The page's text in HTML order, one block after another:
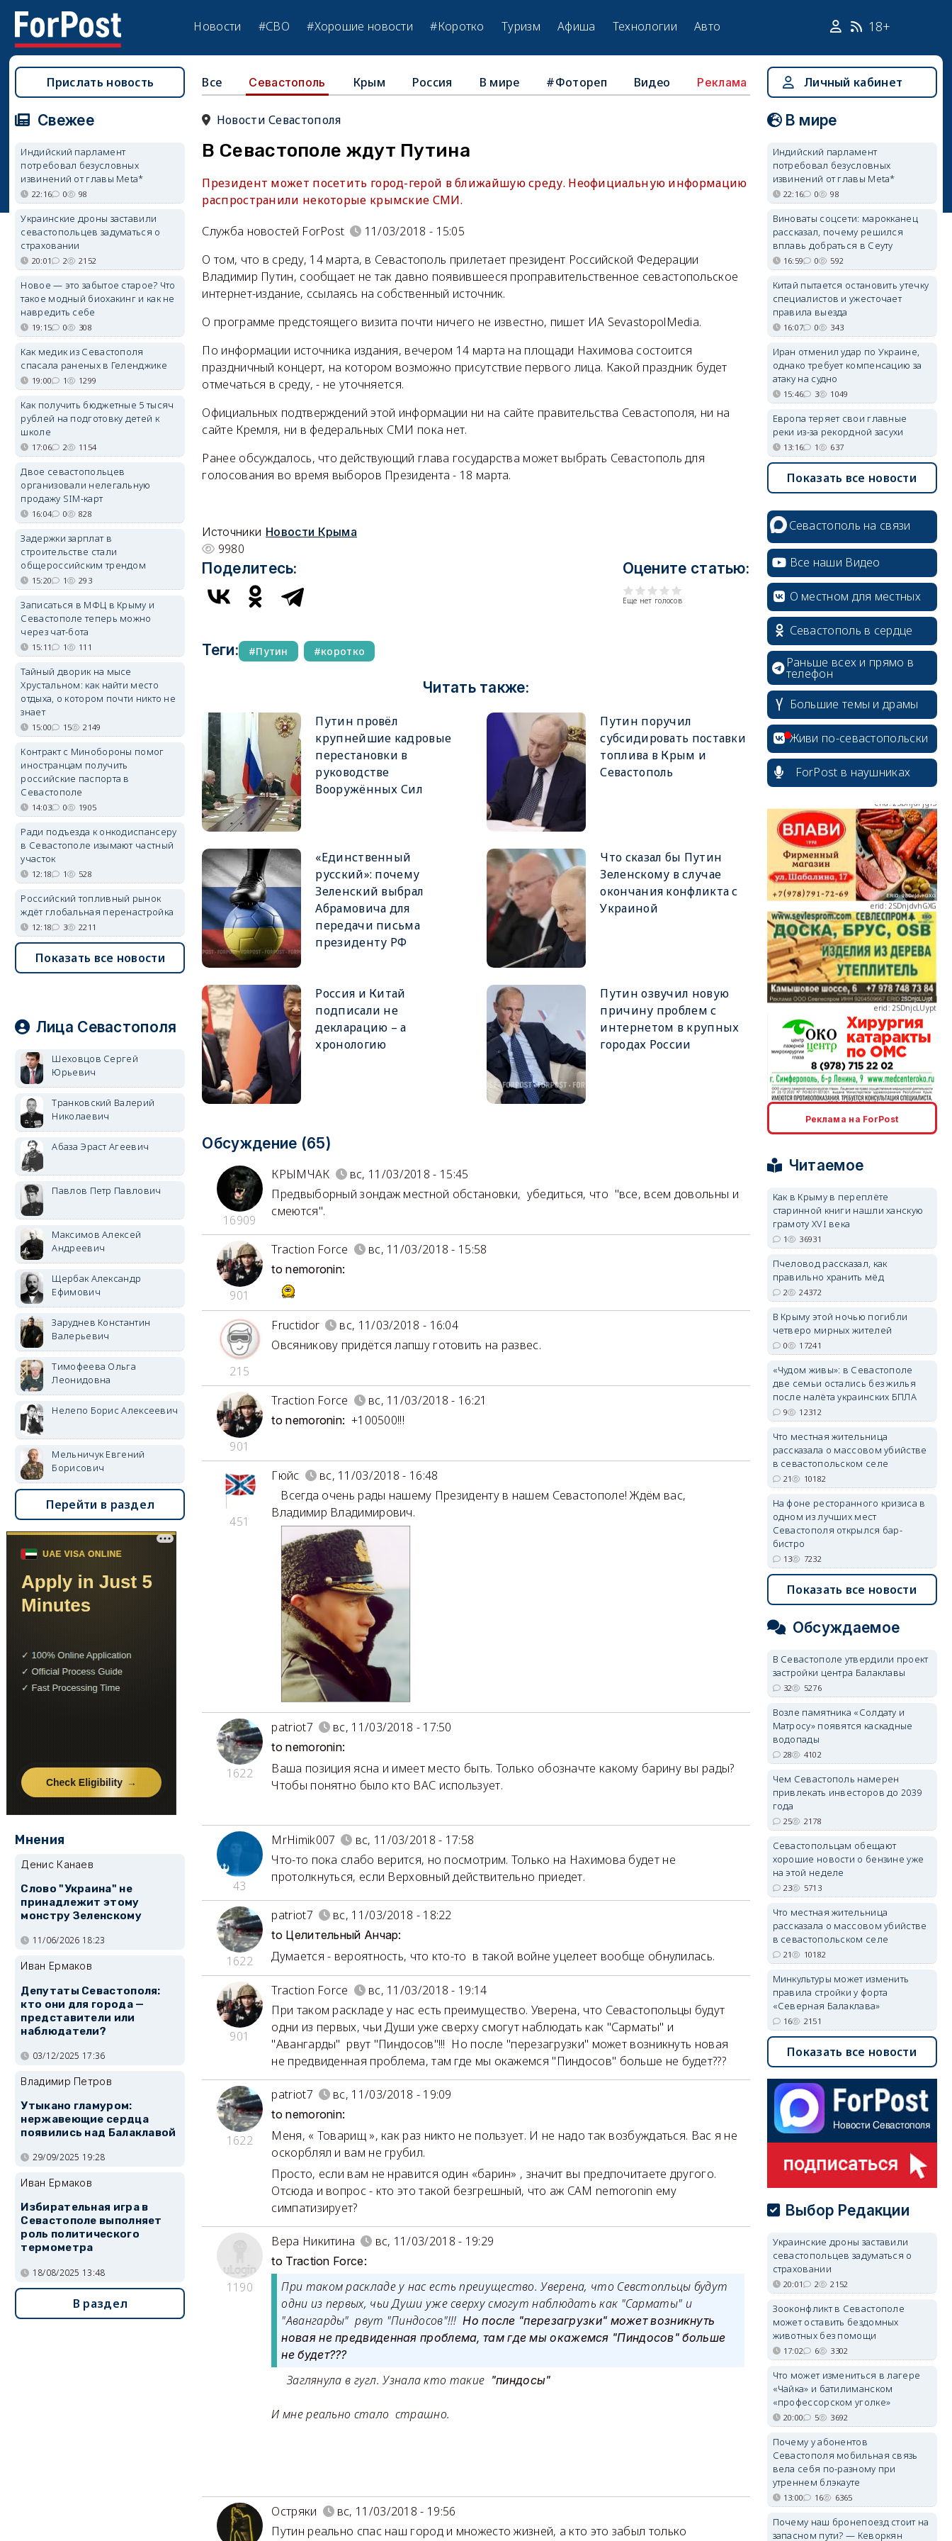
Новости #СВО #Хорошие новости #Коротко Туризм Афиша Технологии Авто 18+
Все Севастополь Крым Россия В мире #Фотореп Видео Реклама
Новости Севастополя
В Севастополе ждут Путина
Президент может посетить город-герой в ближайшую среду. Неофициальную информацию
распространили некоторые крымские СМИ.
Служба новостей ForPost
11/03/2018 - 15:05
О том, что в среду, 14 марта, в Севастополь прилетает президент Российской Федерации
Владимир Путин, сообщает не так давно появившееся проправительственное севастопольское
интернет-издание, ссылаясь на собственный источник.
О программе предстоящего визита почти ничего не известно, пишет ИА SevastopolMedia.
По информации источника издания, вечером 14 марта на площади Нахимова состоится
праздничный концерт, на котором возможно присутствие первого лица. Какой праздник будет
отмечаться в среду, - не уточняется.
Официальных подтверждений этой информации ни на сайте правительства Севастополя, ни на
сайте Кремля, ни в федеральных СМИ пока нет.
Ранее обсуждалось, что действующий глава государства может выбрать Севастополь для
голосования во время выборов Президента - 18 марта.
Источники Новости Крыма
9980
Поделитесь: Оцените статью:
Еще нет голосов
Теги: Путин коротко
Читать также:
Путин провёл
крупнейшие кадровые
перестановки в
руководстве
Вооружённых Сил
Путин поручил
субсидировать поставки
топлива в Крым и
Севастополь
«Единственный
русский»: почему
Зеленский выбрал
Абрамовича для
передачи письма
президенту РФ
Что сказал бы Путин
Зеленскому в случае
окончания конфликта с
Украиной
Россия и Китай
подписали не
декларацию – а
хронологию
Путин озвучил новую
причину проблем с
интернетом в крупных
городах России
Обсуждение (65)
16909
КРЫМЧАК
вс, 11/03/2018 - 15:45
Предвыборный зондаж местной обстановки, убедиться, что "все, всем довольны и
смеются".
901
Traction Force вс, 11/03/2018 - 15:58
to nemoronin:
215
Fructidor
вс, 11/03/2018 - 16:04
Овсяникову придётся лапшу готовить на развес.
901
Traction Force вс, 11/03/2018 - 16:21
to nemoronin: +100500!!!
451
Гюйс
вс, 11/03/2018 - 16:48
Всегда очень рады нашему Президенту в нашем Севастополе! Ждём вас,
Владимир Владимирович.
1622
patriot7 вс, 11/03/2018 - 17:50
to nemoronin:
Ваша позиция ясна и имеет место быть. Только обозначте какому барину вы рады?
Чтобы понятно было кто ВАС использует.
43
MrHimik007
вс, 11/03/2018 - 17:58
Что-то пока слабо верится, но посмотрим. Только на Нахимова будет не
протолкнуться, если Верховный действительно приедет.
1622
patriot7 вс, 11/03/2018 - 18:22
to Целительный Анчар:
Думается - вероятность, что кто-то в такой войне уцелеет вообще обнулилась.
901
Traction Force
вс, 11/03/2018 - 19:14
При таком раскладе у нас есть преимущество. Уверена, что Севастопольцы будут
одни из первых, чьи Души уже сверху смогут наблюдать как "Сарматы" и
"Авангарды" рвут "Пиндосов"!!! Но после "перезагрузки" может возникнуть новая
не предвиденная проблема, там где мы окажемся "Пиндосов" больше не будет???
1622
patriot7 вс, 11/03/2018 - 19:09
to nemoronin:
Меня, « Товарищ », как раз никто не пользует. И не надо так возбуждаться. Вас я не
оскорблял и вам не грубил.
Просто, если вам не нравится один «барин» , значит вы предпочитаете другого.
Отсюда и вопрос - кто это такой безгрешный, что аж САМ nemoronin ему
симпатизирует?
1190
Вера Никитина вс, 11/03/2018 - 19:29
to Traction Force:
При таком раскладе у нас есть преиущество. Уверена, что Севстопльцы будут
одни из первых, чьи Души уже сверху смогут наблюдать как "Сарматы" и
"Авангарды" рвут "Пиндосов"!!!Но после "перезагрузки" может возникнуть
новая не предвиденная проблема, там где мы окажемся "Пиндосов" больше
не будет???
Заглянула в гугл. Узнала кто такие "пиндосы"
И мне реально стало страшно.
Остряки
вс, 11/03/2018 - 19:56
Путин реально спас наш город и множесто жизней, а кто это забыл только
Прислать новость
Свежее
Индийский парламент
потребовал безусловных
извинений от главы Meta*
22:16 0 98
Украинские дроны заставили
севастопольцев задуматься о
страховании
20:01 2 2152
Новое — это забытое старое? Что
такое модный биохакинг и как не
навредить себе
19:15 0 308
Как медик из Севастополя
спасала раненых в Геленджике
19:00 1 1299
Как получить бюджетные 5 тысяч
рублей на подготовку детей к
школе
17:06 2 1154
Двое севастопольцев
организовали нелегальную
продажу SIM-карт
16:04 0 828
Задержки зарплат в
строительстве стали
общероссийским трендом
15:20 1 293
Записаться в МФЦ в Крыму и
Севастополе теперь можно
через чат-бота
15:11 1 111
Тайный дворик на мысе
Хрустальном: как найти место
отдыха, о котором почти никто не
знает
15:00 15 2149
Контракт с Минобороны помог
иностранцам получить
российские паспорта в
Севастополе
14:03 0 1905
Ради подъезда к онкодиспансеру
в Севастополе изымают частный
участок
12:18 1 528
Российский топливный рынок
ждёт глобальная перенастройка
12:18 3 2211
Показать все новости
Лица Севастополя
Шеховцов Сергей
Юрьевич
Транковский Валерий
Николаевич
Абаза Эраст Агеевич
Павлов Петр Павлович
Максимов Алексей
Андреевич
Щербак Александр
Ефимович
Заруднев Константин
Валерьевич
Тимофеева Ольга
Леонидовна
Нелепо Борис Алексеевич
Мельничук Евгений
Борисович
Перейти в раздел
Мнения
Денис Канаев
Слово "Украина" не
принадлежит этому
монстру Зеленскому
11/06/2026 18:23
Иван Ермаков
Депутаты Севастополя:
кто они для города —
представители или
наблюдатели?
03/12/2025 17:36
Владимир Петров
Утыкано гламуром:
нержавеющие сердца
появились над Балаклавой
29/09/2025 19:28
Иван Ермаков
Избирательная игра в
Севастополе выполняет
роль политического
термометра
18/08/2025 13:48
В раздел
Личный кабинет
В мире
Индийский парламент
потребовал безусловных
извинений от главы Meta*
22:16 0 98
Виноваты соцсети: марокканец
рассказал, почему решился
вплавь добраться в Сеуту
16:59 0 592
Китай пытается остановить утечку
специалистов и ужесточает
правила выезда
16:07 0 343
Иран отменил удар по Украине,
однако требует компенсацию за
атаку на судно
15:46 3 1049
Европа теряет свои главные
реки из-за рекордной засухи
13:16 1 637
Показать все новости
Севастополь на связи
Все наши Видео
О местном для местных
Севастополь в сердце
Раньше всех и прямо в
телефон
Большие темы и драмы
Живи по-севастопольски
ForPost в наушниках
erid: 2SDnjcrDNw6
erid: 2SDnjdvhGXG
erid: 2SDnjcLUypt
erid: 2SDnjcrDNw6
erid: 2SDnjdPjgYS
erid: 2SDnjdvhGXG
Реклама на ForPost
Читаемое
Как в Крыму в переплёте
старинной книги нашли ханскую
грамоту XVI века
1 36931
Пчеловод рассказал, как
правильно хранить мёд
2 24372
В Крыму этой ночью погибли
четверо мирных жителей
0 17241
«Чудом живы»: в Севастополе
две семьи остались без жилья
после налёта украинских БПЛА
9 12312
Что местная жительница
рассказала о массовом убийстве
в севастопольском селе
21 10182
На фоне ресторанного кризиса в
одном из лучших мест
Севастополя открылся бар-
бистро
13 7232
Показать все новости
Обсуждаемое
В Севастополе утвердили проект
застройки центра Балаклавы
32 5276
Возле памятника «Солдату и
Матросу» появятся каскадные
водопады
28 4102
Чем Севастополь намерен
привлекать инвесторов до 2039
года
25 2178
Севастопольцам обещают
хорошие новости о бензине уже
на этой неделе
23 5713
Что местная жительница
рассказала о массовом убийстве
в севастопольском селе
21 10182
Минкультуры может изменить
правила стройки у форта
«Северная Балаклава»
16 2151
Показать все новости
Выбор Редакции
Украинские дроны заставили
севастопольцев задуматься о
страховании
20:01 2 2152
Зооконфликт в Севастополе
может оставить бездомных
животных без помощи
17:02 6 3302
Что может измениться в лагере
«Чайка» и батилиманском
«профессорском уголке»
20:00 5 3692
Почему у абонентов
Севастополя мобильная связь
вела себя по-разному при
утреннем блэкауте
13:00 16 6365
Почему наш бронепоезд стоит на
запасном пути? — Кеворкян